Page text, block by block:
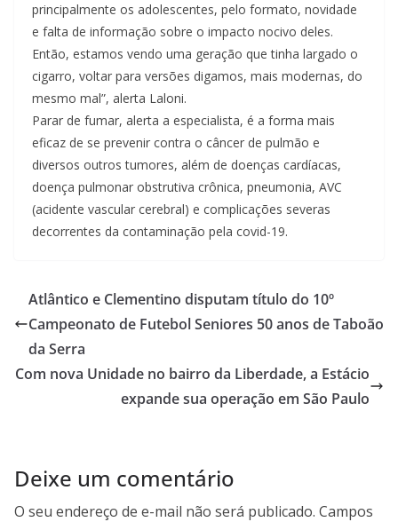
principalmente os adolescentes, pelo formato, novidade
e falta de informação sobre o impacto nocivo deles.
Então, estamos vendo uma geração que tinha largado o
cigarro, voltar para versões digamos, mais modernas, do
mesmo mal”, alerta Laloni.
Parar de fumar, alerta a especialista, é a forma mais
eficaz de se prevenir contra o câncer de pulmão e
diversos outros tumores, além de doenças cardíacas,
doença pulmonar obstrutiva crônica, pneumonia, AVC
(acidente vascular cerebral) e complicações severas
decorrentes da contaminação pela covid-19.
Atlântico e Clementino disputam título do 10º
Campeonato de Futebol Seniores 50 anos de Taboão
da Serra
Com nova Unidade no bairro da Liberdade, a Estácio
expande sua operação em São Paulo
Deixe um comentário
O seu endereço de e-mail não será publicado. Campos